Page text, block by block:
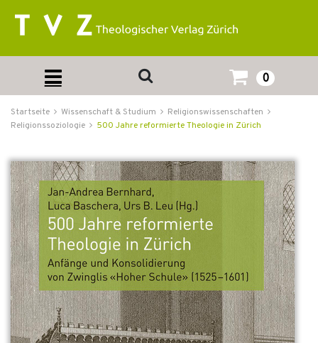
0
Startseite Wissenschaft & Studium
Religionswissenschaften
Religionssoziologie
500 Jahre reformierte Theologie in Zürich